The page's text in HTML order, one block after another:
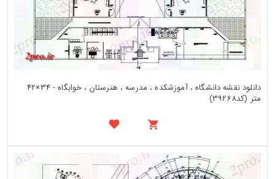
دانلود نقشه دانشگاه ، آموزشکده ، مدرسه ، هنرستان ، خوابگاه - 34×42
متر (کد39268)